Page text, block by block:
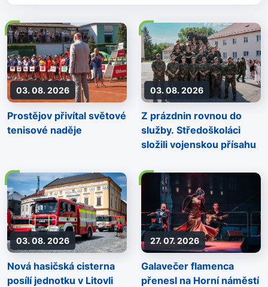
03. 08. 2026
Prostějov přivítal světové
tenisové naděje
03. 08. 2026
Z prázdnin rovnou do
služby. Středoškoláci
složili vojenskou přísahu
03. 08. 2026
Nová hasičská cisterna
posílí jednotku v Litovli
27. 07. 2026
Galavečer flamenca
přenesl na Horní náměstí